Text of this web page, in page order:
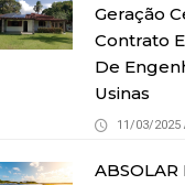
Geração
Contrato
De
Usinas
11/03/2025